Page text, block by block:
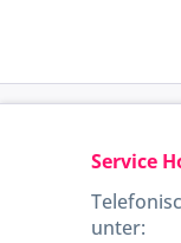
Service
unter: